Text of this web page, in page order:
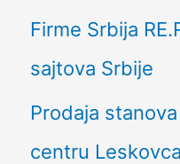
Firme Srbija
sajtova Srbije
Prodaja
centru